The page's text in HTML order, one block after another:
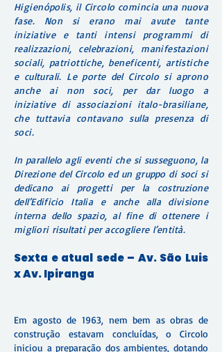
Higienópolis, il Circolo comincia una nuova
fase. Non si erano mai avute tante
iniziative e tanti intensi programmi di
realizzazioni, celebrazioni, manifestazioni
sociali, patriottiche, beneficenti, artistiche
e culturali. Le porte del Circolo si aprono
anche ai non soci, per dar luogo a
iniziative di associazioni italo-brasiliane,
che tuttavia contavano sulla presenza di
soci.
In parallelo agli eventi che si susseguono, la
Direzione del Circolo ed un gruppo di soci si
dedicano ai progetti per la costruzione
dell’Edificio Italia e anche alla divisione
interna dello spazio, al fine di ottenere i
migliori risultati per accogliere l’entità.
Sexta e atual sede – Av. São Luis
x Av. Ipiranga
Em agosto de 1963, nem bem as obras de
construção estavam concluídas, o Circolo
iniciou a preparação dos ambientes, dotando